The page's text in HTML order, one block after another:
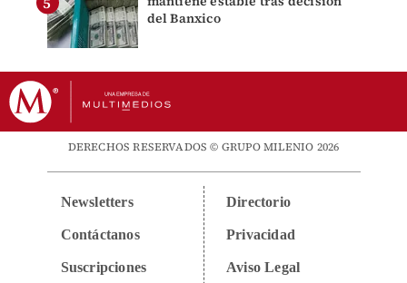
del Banxico
DERECHOS RESERVADOS © GRUPO MILENIO 2026
Newsletters
Contáctanos
Suscripciones
Directorio
Privacidad
Aviso Legal